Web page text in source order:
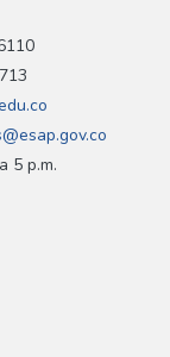
5 p.m.